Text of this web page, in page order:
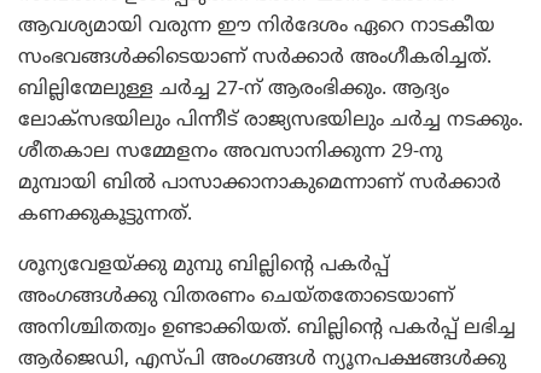
ആവശ്യമായി വരുന്ന ഈ നിര്‍ദേശം ഏറെ നാടകീയ
സംഭവങ്ങള്‍ക്കിടെയാണ് സര്‍ക്കാര്‍ അംഗീകരിച്ചത്.
ബില്ലിന്മേലുള്ള ചര്‍ച്ച 27-ന് ആരംഭിക്കും. ആദ്യം
ലോക്‌സഭയിലും പിന്നീട് രാജ്യസഭയിലും ചര്‍ച്ച നടക്കും.
ശീതകാല സമ്മേളനം അവസാനിക്കുന്ന 29-നു
മുമ്പായി ബില്‍ പാസാക്കാനാകുമെന്നാണ് സര്‍ക്കാര്‍
കണക്കുകൂട്ടുന്നത്.
ശൂന്യവേളയ്ക്കു മുമ്പു ബില്ലിന്റെ പകര്‍പ്പ്
അംഗങ്ങള്‍ക്കു വിതരണം ചെയ്തതോടെയാണ്
അനിശ്ചിതത്വം ഉണ്ടാക്കിയത്. ബില്ലിന്റെ പകര്‍പ്പ് ലഭിച്ച
ആര്‍ജെഡി, എസ്പി അംഗങ്ങള്‍ ന്യൂനപക്ഷങ്ങള്‍ക്കു